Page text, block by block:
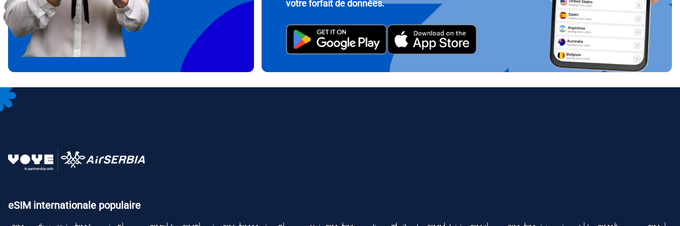
votre forfait de données.
eSIM internationale populaire
繁體中文 עברית
한국어
IDR - Roupiah Indonésienne
GBP - Livre Sterling